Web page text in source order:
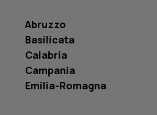
Abruzzo
Basilicata
Calabria
Campania
Emilia-Romagna